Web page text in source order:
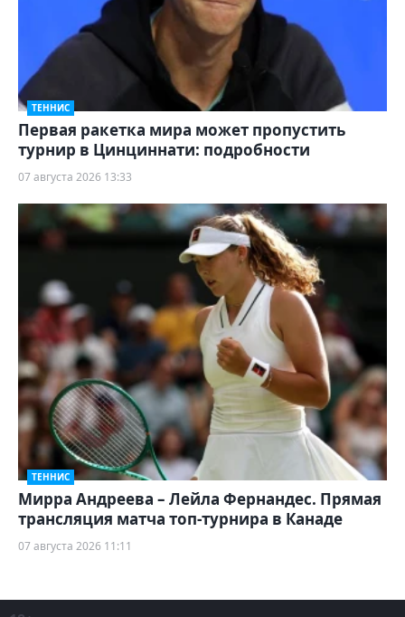
ТЕННИС
Первая ракетка мира может пропустить
турнир в Цинциннати: подробности
07 августа 2026 13:33
ТЕННИС
Мирра Андреева – Лейла Фернандес. Прямая
трансляция матча топ-турнира в Канаде
07 августа 2026 11:11